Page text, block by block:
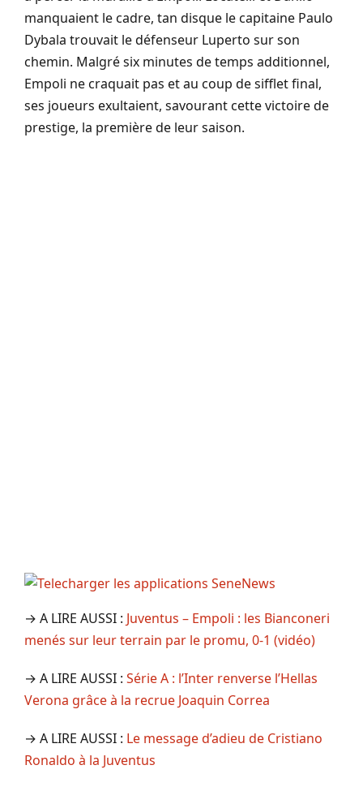
manquaient le cadre, tan disque le capitaine Paulo
Dybala trouvait le défenseur Luperto sur son
chemin. Malgré six minutes de temps additionnel,
Empoli ne craquait pas et au coup de sifflet final,
ses joueurs exultaient, savourant cette victoire de
prestige, la première de leur saison.
→ A LIRE AUSSI : Juventus – Empoli : les Bianconeri
menés sur leur terrain par le promu, 0-1 (vidéo)
→ A LIRE AUSSI : Série A : l’Inter renverse l’Hellas
Verona grâce à la recrue Joaquin Correa
→ A LIRE AUSSI : Le message d’adieu de Cristiano
Ronaldo à la Juventus